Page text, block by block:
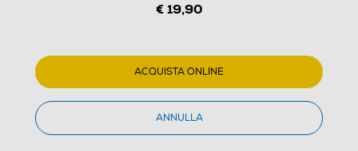
(0)
Dettagli Prodotto Confronta
€ 19,90
ACQUISTA ONLINE
ANNULLA